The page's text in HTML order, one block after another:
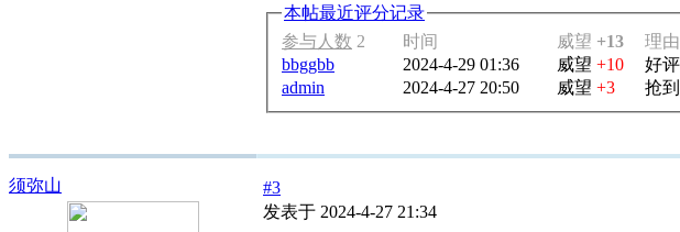
本帖最近评分记录
参与人数 2 时间 威望 +13
理由
bbggbb
2024-4-29 01:36 威望 +10
好
admin
2024-4-27 20:50 威望 +3 抢
须弥山
#3
发表于 2024-4-27 21:34